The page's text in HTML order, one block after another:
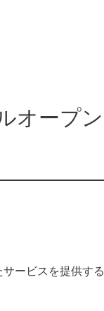
オープン
ービスを提供する